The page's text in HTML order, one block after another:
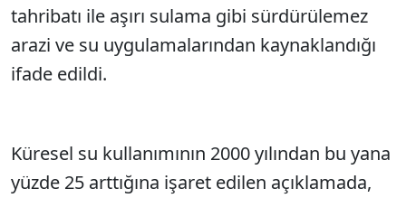
tahribatı ile aşırı sulama gibi sürdürülemez
arazi ve su uygulamalarından kaynaklandığı
ifade edildi.
Küresel su kullanımının 2000 yılından bu yana
yüzde 25 arttığına işaret edilen açıklamada,